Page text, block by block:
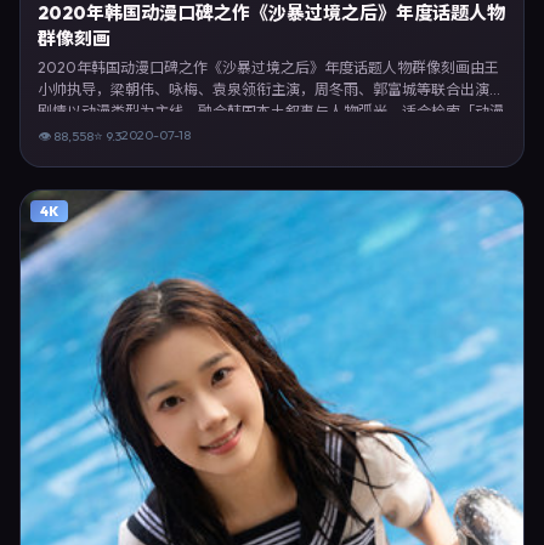
2020年韩国动漫口碑之作《沙暴过境之后》年度话题人物
群像刻画
2020年韩国动漫口碑之作《沙暴过境之后》年度话题人物群像刻画由王
小帅执导，梁朝伟、咏梅、袁泉领衔主演，周冬雨、郭富城等联合出演。
剧情以动漫类型为主线，融合韩国本土叙事与人物弧光，适合检索「动漫
电影 韩国 王小帅 梁朝伟」等关键词的观众。2020年7月18日起在韩国地
👁 88,558⭐ 9.32020-07-18
4K